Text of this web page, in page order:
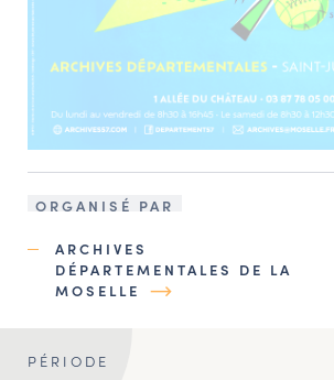
ORGANISÉ PAR
ARCHIVES
DÉPARTEMENTALES DE LA
MOSELLE
PÉRIODE